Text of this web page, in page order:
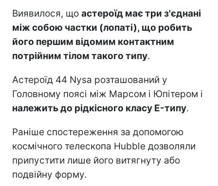
Виявилося, що астероїд має три з'єднані
між собою частки (лопаті), що робить
його першим відомим контактним
потрійним тілом такого типу.
Астероїд 44 Nysa розташований у
Головному поясі між Марсом і Юпітером і
належить до рідкісного класу E-типу.
Раніше спостереження за допомогою
космічного телескопа Hubble дозволяли
припустити лише його витягнуту або
подвійну форму.